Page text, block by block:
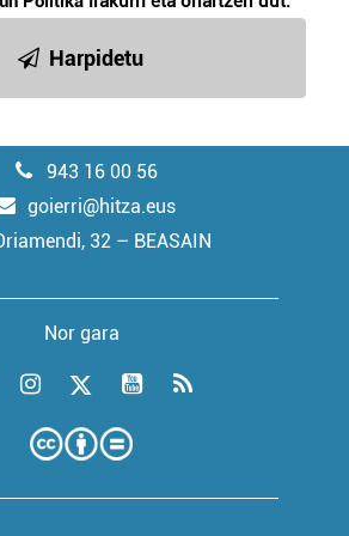
Harpidetu
943 16 00 56
goierri@hitza.eus
32 – BEASAIN
Nor gara